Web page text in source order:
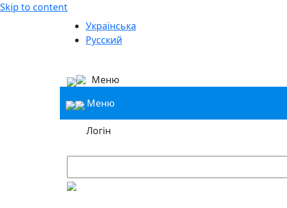
Skip to content
Українська
Русский
Меню
Меню
Логін